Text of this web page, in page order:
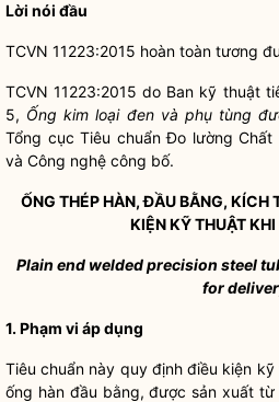
Lời nói đầu
TCVN 11223:2015 hoàn toàn tương
TCVN 11223:2015 do Ban kỹ thuật
5, Ống kim loại đen và phụ tùng
Tổng cục Tiêu chuẩn Đo lường
và Công nghệ công bố.
ỐNG THÉP HÀN, ĐẦU BẰNG,
KIỆN KỸ THUẬT
Plain end welded precision steel
for
1. Phạm vi áp dụng
Tiêu chuẩn này quy định điều kiện
ống hàn đầu bằng, được sản xuất